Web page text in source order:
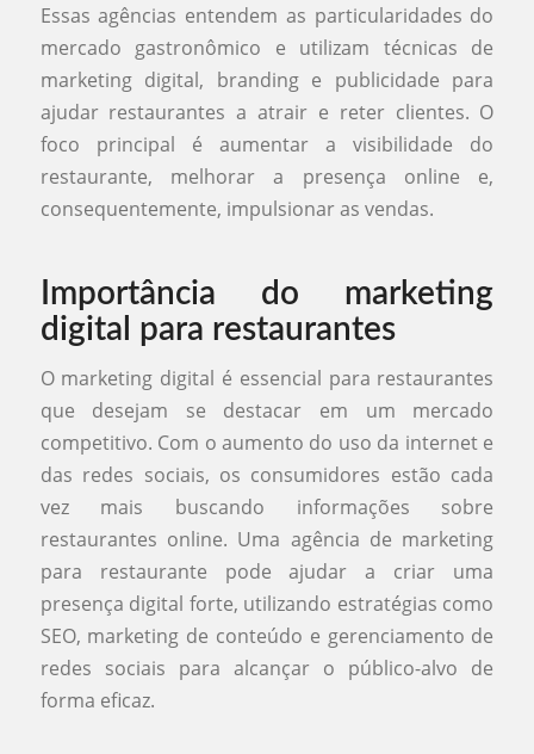
Essas agências entendem as particularidades do
mercado gastronômico e utilizam técnicas de
marketing digital, branding e publicidade para
ajudar restaurantes a atrair e reter clientes. O
foco principal é aumentar a visibilidade do
restaurante, melhorar a presença online e,
consequentemente, impulsionar as vendas.
Importância do marketing
digital para restaurantes
O marketing digital é essencial para restaurantes
que desejam se destacar em um mercado
competitivo. Com o aumento do uso da internet e
das redes sociais, os consumidores estão cada
vez mais buscando informações sobre
restaurantes online. Uma agência de marketing
para restaurante pode ajudar a criar uma
presença digital forte, utilizando estratégias como
SEO, marketing de conteúdo e gerenciamento de
redes sociais para alcançar o público-alvo de
forma eficaz.